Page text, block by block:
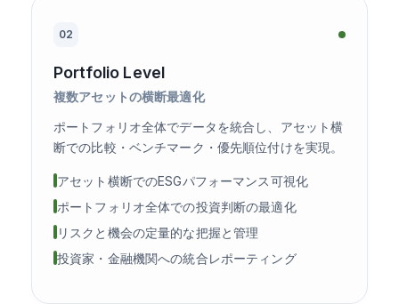
02
Portfolio Level
複数アセットの横断最適化
ポートフォリオ全体でデータを統合し、アセット横
断での比較・ベンチマーク・優先順位付けを実現。
アセット横断でのESGパフォーマンス可視化
ポートフォリオ全体での投資判断の最適化
リスクと機会の定量的な把握と管理
投資家・金融機関への統合レポーティング